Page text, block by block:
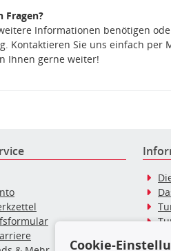
Fragen?
Informationen benötigen
Kontaktieren Sie uns einfach per
Ihnen gerne weiter!
Cookie-